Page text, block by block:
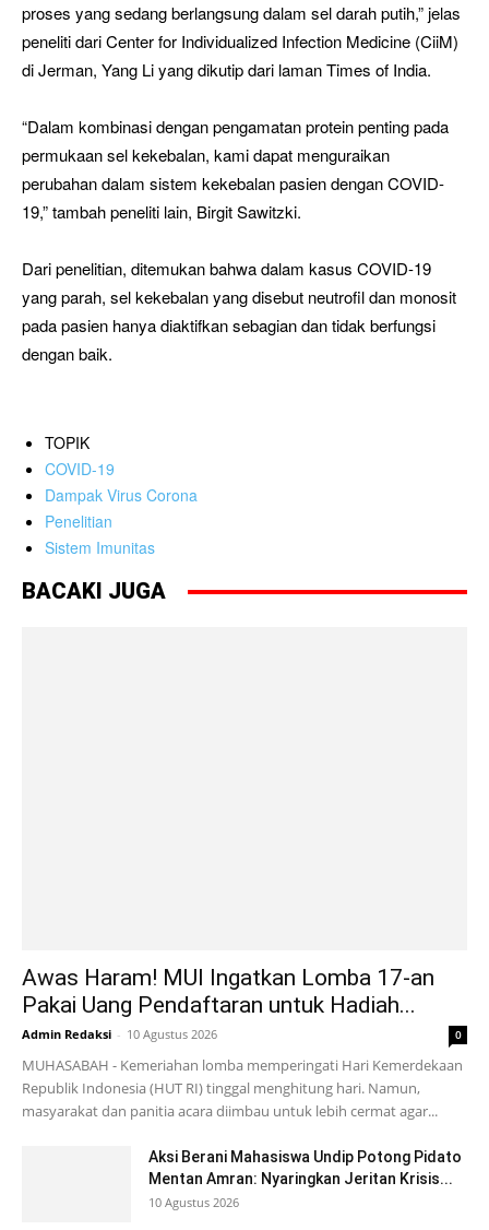
proses yang sedang berlangsung dalam sel darah putih,” jelas
peneliti dari Center for Individualized Infection Medicine (CiiM)
di Jerman, Yang Li yang dikutip dari laman Times of India.
“Dalam kombinasi dengan pengamatan protein penting pada
permukaan sel kekebalan, kami dapat menguraikan
perubahan dalam sistem kekebalan pasien dengan COVID-
19,” tambah peneliti lain, Birgit Sawitzki.
Dari penelitian, ditemukan bahwa dalam kasus COVID-19
yang parah, sel kekebalan yang disebut neutrofil dan monosit
pada pasien hanya diaktifkan sebagian dan tidak berfungsi
dengan baik.
TOPIK
COVID-19
Dampak Virus Corona
Penelitian
Sistem Imunitas
BACAKI JUGA
Awas Haram! MUI Ingatkan Lomba 17-an
Pakai Uang Pendaftaran untuk Hadiah...
Admin Redaksi - 10 Agustus 2026 0
MUHASABAH - Kemeriahan lomba memperingati Hari Kemerdekaan
Republik Indonesia (HUT RI) tinggal menghitung hari. Namun,
masyarakat dan panitia acara diimbau untuk lebih cermat agar...
Aksi Berani Mahasiswa Undip Potong Pidato
Mentan Amran: Nyaringkan Jeritan Krisis...
10 Agustus 2026